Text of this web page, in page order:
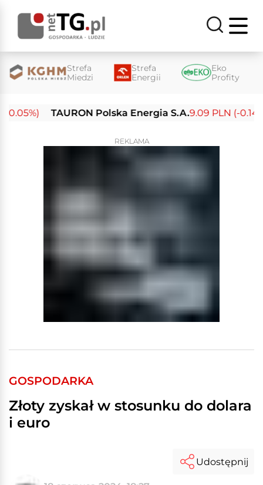
Strefa
Miedzi
Strefa
Energii
Eko
Profity
TAURON Polska Energia S.A.9.09 PLN (-0.14%)
REKLAMA
GOSPODARKA
Złoty zyskał w stosunku do dolara
i euro
Udostępnij